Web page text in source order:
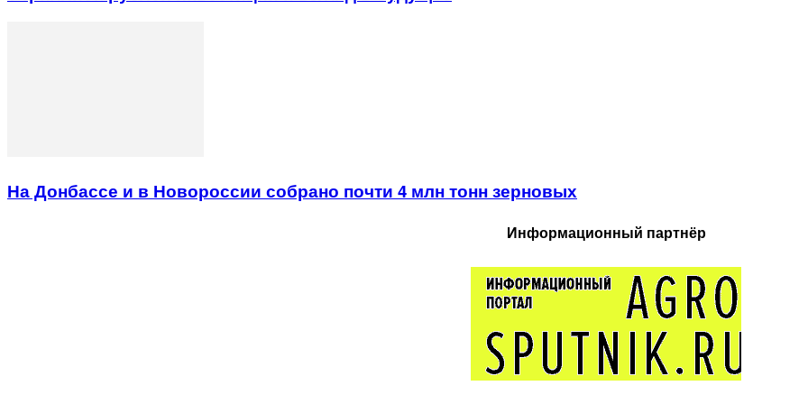
На Донбассе и в Новороссии собрано почти 4 млн тонн зерновых
Информационный партнёр